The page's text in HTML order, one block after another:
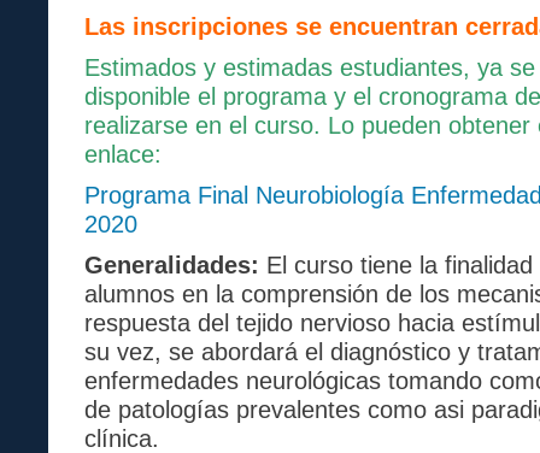
Las inscripciones se encuentran
Estimados y estimadas estudiantes, ya
disponible el programa y el cronograma
realizarse en el curso. Lo pueden obtener
enlace:
Programa Final Neurobiología
2020
Generalidades: El curso tiene la
alumnos en la comprensión de los
respuesta del tejido nervioso hacia
su vez, se abordará el diagnóstico y
enfermedades neurológicas tomando
de patologías prevalentes como asi
clínica.